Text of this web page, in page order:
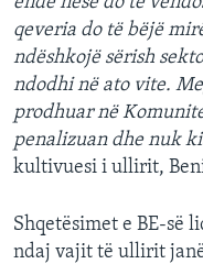
qeveria do të bëjë
ndëshkojë sërish
ndodhi në ato vite.
prodhuar në
penalizuan dhe nuk
kultivuesi i ullirit,
Shqetësimet e BE-së
ndaj vajit të ullirit